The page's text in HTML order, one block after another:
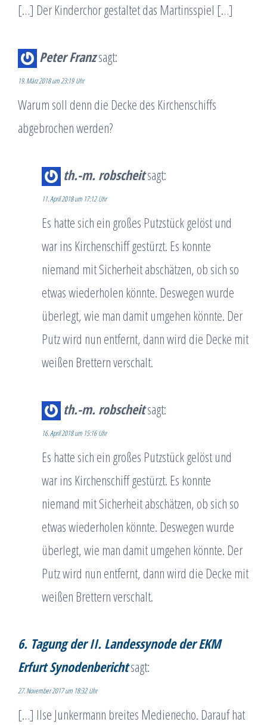
[…] Der Kinderchor gestaltet das Martinsspiel […]
Peter Franzsagt:
19. März 2018 um 23:19 Uhr
Warum soll denn die Decke des Kirchenschiffs
abgebrochen werden?
th.-m. robscheitsagt:
11. April 2018 um 17:12 Uhr
Es hatte sich ein großes Putzstück gelöst und
war ins Kirchenschiff gestürzt. Es konnte
niemand mit Sicherheit abschätzen, ob sich so
etwas wiederholen könnte. Deswegen wurde
überlegt, wie man damit umgehen könnte. Der
Putz wird nun entfernt, dann wird die Decke mit
weißen Brettern verschalt.
th.-m. robscheitsagt:
16. April 2018 um 15:16 Uhr
Es hatte sich ein großes Putzstück gelöst und
war ins Kirchenschiff gestürzt. Es konnte
niemand mit Sicherheit abschätzen, ob sich so
etwas wiederholen könnte. Deswegen wurde
überlegt, wie man damit umgehen könnte. Der
Putz wird nun entfernt, dann wird die Decke mit
weißen Brettern verschalt.
6. Tagung der II. Landessynode der EKM
Erfurt Synodenberichtsagt:
27. November 2017 um 18:32 Uhr
[…] Ilse Junkermann breites Medienecho. Darauf hat